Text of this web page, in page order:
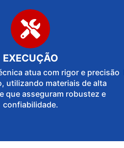
EXECUÇÃO
atua com rigor e precisão
utilizando materiais de alta
que asseguram robustez e
confiabilidade.